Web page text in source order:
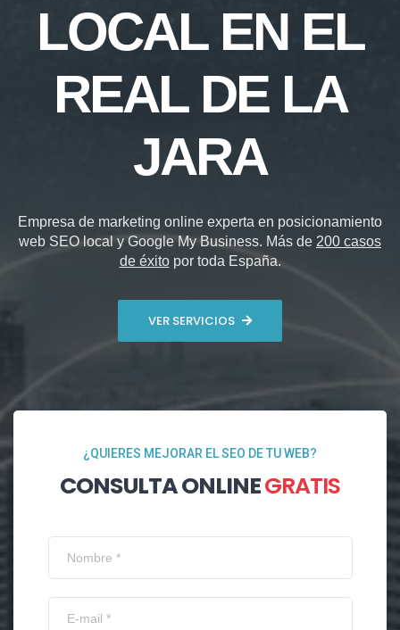
LOCAL EN EL
REAL DE LA
JARA
Empresa de marketing online experta en posicionamiento
web SEO local y Google My Business. Más de 200 casos
de éxitopor toda España.
VER SERVICIOS
¿QUIERES MEJORAR EL SEO DE TU WEB?
CONSULTA ONLINEGRATIS